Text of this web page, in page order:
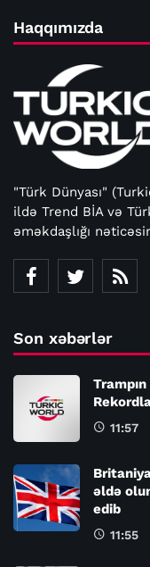
Haqqımızda
"Türk Dünyası"
ildə Trend BİA və
əməkdaşlığı
Son xəbərlər
11:57
əldə
edib
11:55